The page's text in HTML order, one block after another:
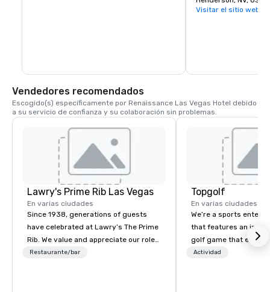
Visitar el sitio web
Vendedores recomendados
Escogido(s) específicamente por Renaissance Las Vegas Hotel debido
a su servicio de confianza y su colaboración sin problemas.
Lawry's Prime Rib Las Vegas
En varias ciudades
Since 1938, generations of guests
have celebrated at Lawry’s The Prime
Rib. We value and appreciate our role
in any occasion - any moment - a
Restaurante/bar
Topgolf
En varias ciudades
We’re a sports
that features an
golf game that
Paired with an
Actividad